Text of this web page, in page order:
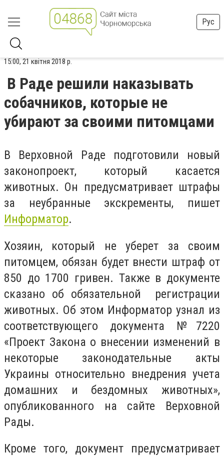
Рус
15:00, 21 квітня 2018 р.
В Раде решили наказывать
собачников, которые не
убирают за своими питомцами
В Верховной Раде подготовили новый
законопроект, который касается
животных. Он предусматривает штрафы
за неубранные экскременты, пишет
Информатор.
Хозяин, который не уберет за своим
питомцем, обязан будет внести штраф от
850 до 1700 гривен. Также в документе
сказано об обязательной регистрации
животных. Об этом Информатор узнал из
соответствующего документа №7220
«Проект Закона о внесении изменений в
некоторые законодательные акты
Украины относительно внедрения учета
домашних и бездомных животных»,
опубликованного на сайте Верховной
Рады.
Кроме того, документ предусматривает